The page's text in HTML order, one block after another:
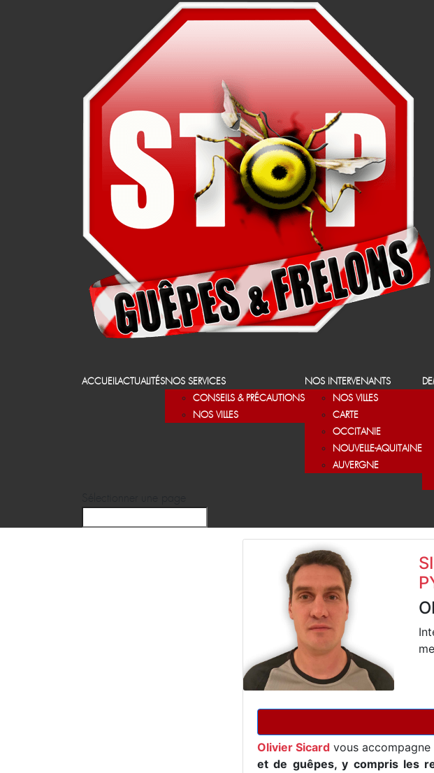
ACCUEILACTUALITÉSNOS SERVICES
CONSEILS & PRÉCAUTIONS
NOS VILLES
NOS INTERVENANTS
NOS VILLES
CARTE
OCCITANIE
NOUVELLE-AQUITAINE
AUVERGNE
Olivier Sicard vous accompagne
et de guêpes, y compris les